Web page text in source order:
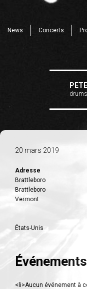
News Concerts
20 mars 2019
Adresse
Brattleboro
Brattleboro
Vermont
États-Unis
<li>Aucun événement à